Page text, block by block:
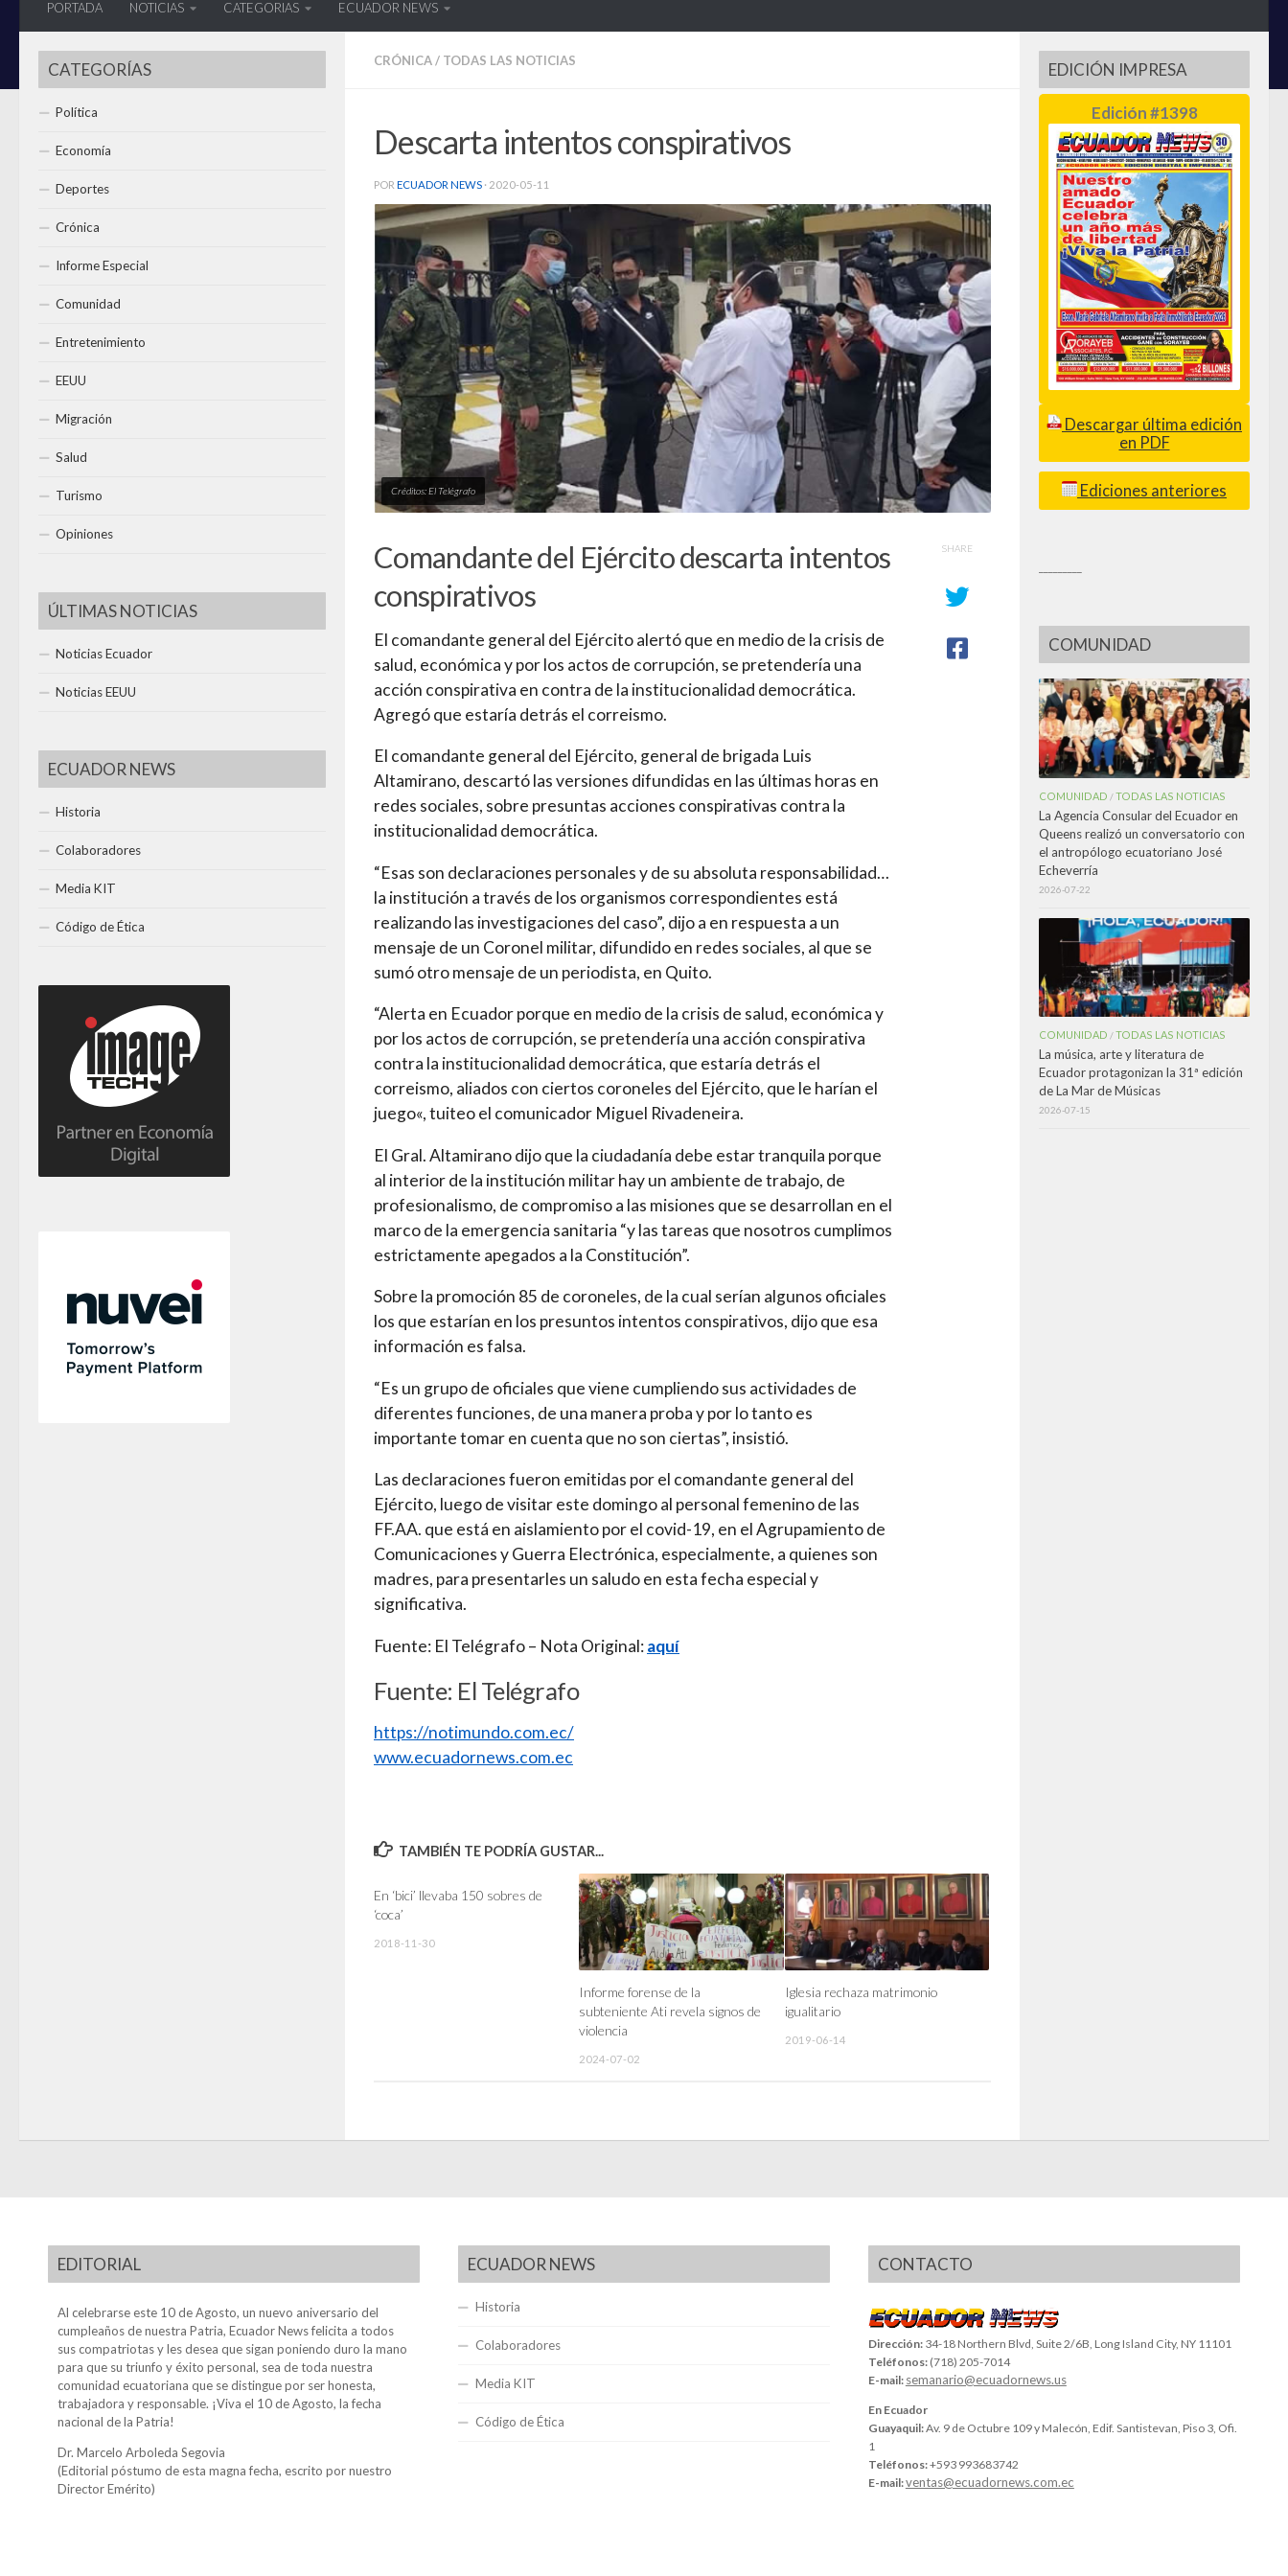
PORTADA NOTICIAS CATEGORIAS ECUADOR NEWS
CRÓNICA/ TODAS LAS NOTICIAS
Descarta intentos conspirativos
POR ECUADOR NEWS · 2020-05-11
Créditos: El Telégrafo
Comandante del Ejército descarta intentos
conspirativos
El comandante general del Ejército alertó que en medio de la crisis de
salud, económica y por los actos de corrupción, se pretendería una
acción conspirativa en contra de la institucionalidad democrática.
Agregó que estaría detrás el correismo.
El comandante general del Ejército, general de brigada Luis
Altamirano, descartó las versiones difundidas en las últimas horas en
redes sociales, sobre presuntas acciones conspirativas contra la
institucionalidad democrática.
“Esas son declaraciones personales y de su absoluta responsabilidad…
la institución a través de los organismos correspondientes está
realizando las investigaciones del caso”, dijo a en respuesta a un
mensaje de un Coronel militar, difundido en redes sociales, al que se
sumó otro mensaje de un periodista, en Quito.
“Alerta en Ecuador porque en medio de la crisis de salud, económica y
por los actos de corrupción, se pretendería una acción conspirativa
contra la institucionalidad democrática, que estaría detrás el
correismo, aliados con ciertos coroneles del Ejército, que le harían el
juego«, tuiteo el comunicador Miguel Rivadeneira.
El Gral. Altamirano dijo que la ciudadanía debe estar tranquila porque
al interior de la institución militar hay un ambiente de trabajo, de
profesionalismo, de compromiso a las misiones que se desarrollan en el
marco de la emergencia sanitaria “y las tareas que nosotros cumplimos
estrictamente apegados a la Constitución”.
Sobre la promoción 85 de coroneles, de la cual serían algunos oficiales
los que estarían en los presuntos intentos conspirativos, dijo que esa
información es falsa.
“Es un grupo de oficiales que viene cumpliendo sus actividades de
diferentes funciones, de una manera proba y por lo tanto es
importante tomar en cuenta que no son ciertas”, insistió.
Las declaraciones fueron emitidas por el comandante general del
Ejército, luego de visitar este domingo al personal femenino de las
FF.AA. que está en aislamiento por el covid-19, en el Agrupamiento de
Comunicaciones y Guerra Electrónica, especialmente, a quienes son
madres, para presentarles un saludo en esta fecha especial y
significativa.
Fuente: El Telégrafo – Nota Original:aquí
Fuente: El Telégrafo
https://notimundo.com.ec/
www.ecuadornews.com.ec
SHARE
TAMBIÉN TE PODRÍA GUSTAR...
En ‘bici’ llevaba 150 sobres de
‘coca’
2018-11-30
Informe forense de la
subteniente Ati revela signos de
violencia
2024-07-02
Iglesia rechaza matrimonio
igualitario
2019-06-14
CATEGORÍAS
Política
Economía
Deportes
Crónica
Informe Especial
Comunidad
Entretenimiento
EEUU
Migración
Salud
Turismo
Opiniones
ÚLTIMAS NOTICIAS
Noticias Ecuador
Noticias EEUU
ECUADOR NEWS
Historia
Colaboradores
Media KIT
Código de Ética
EDICIÓN IMPRESA
Edición #1398
Descargar última edición
en PDF
Ediciones anteriores
COMUNIDAD
COMUNIDAD /TODAS LAS NOTICIAS
La Agencia Consular del Ecuador en
Queens realizó un conversatorio con
el antropólogo ecuatoriano José
Echeverría
2026-07-22
COMUNIDAD /TODAS LAS NOTICIAS
La música, arte y literatura de
Ecuador protagonizan la 31ª edición
de La Mar de Músicas
2026-07-15
EDITORIAL
Al celebrarse este 10 de Agosto, un nuevo aniversario del
cumpleaños de nuestra Patria, Ecuador News felicita a todos
sus compatriotas y les desea que sigan poniendo duro la mano
para que su triunfo y éxito personal, sea de toda nuestra
comunidad ecuatoriana que se distingue por ser honesta,
trabajadora y responsable. ¡Viva el 10 de Agosto, la fecha
nacional de la Patria!
Dr. Marcelo Arboleda Segovia
(Editorial póstumo de esta magna fecha, escrito por nuestro
Director Emérito)
ECUADOR NEWS
Historia
Colaboradores
Media KIT
Código de Ética
CONTACTO
Dirección: 34-18 Northern Blvd, Suite 2/6B, Long Island City, NY 11101
Teléfonos: (718) 205-7014
E-mail: semanario@ecuadornews.us
En Ecuador
Guayaquil:Av. 9 de Octubre 109 y Malecón, Edif. Santistevan, Piso 3, Ofi.
1
Teléfonos:+593 993683742
E-mail:ventas@ecuadornews.com.ec